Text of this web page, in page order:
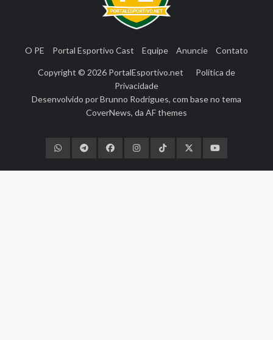
O PE Portal Esportivo Cast Equipe Anuncie Contato
Copyright © 2026 PortalEsportivo.net
Política de
Privacidade
Desenvolvido porBrunno Rodrigues, com base no tema
CoverNews, da AF themes